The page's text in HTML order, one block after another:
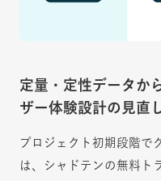
定量・定性データか
ザー体験設計の見直
プロジェクト初期段階で
は、シャドテンの無料ト